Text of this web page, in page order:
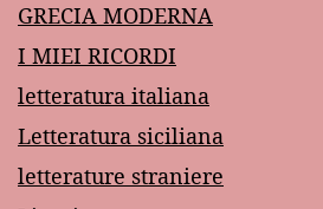
GRECIA MODERNA
I MIEI RICORDI
letteratura italiana
Letteratura siciliana
letterature straniere